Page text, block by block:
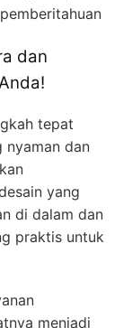
dan
tepat
nyaman dan
yang
di dalam dan
praktis untuk
menjadi